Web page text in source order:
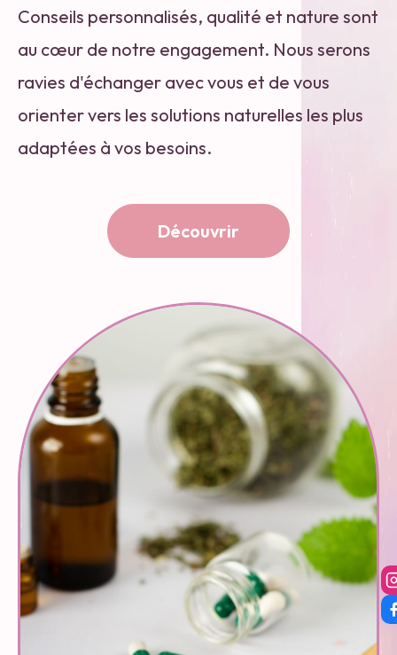
Conseils personnalisés, qualité et nature sont
au cœur de notre engagement. Nous serons
ravies d'échanger avec vous et de vous
orienter vers les solutions naturelles les plus
adaptées à vos besoins.
Découvrir